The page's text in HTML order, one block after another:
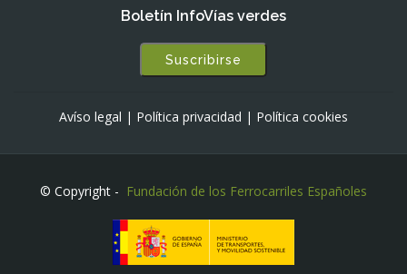
Boletín InfoVías verdes
Suscribirse
Avíso legal | Política privacidad | Política cookies
© Copyright - Fundación de los Ferrocarriles Españoles